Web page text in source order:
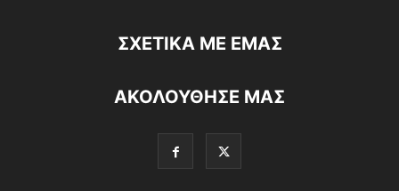
ΣΧΕΤΙΚΆ ΜΕ ΕΜΆΣ
ΑΚΟΛΟΥΘΗΣΕ ΜΑΣ